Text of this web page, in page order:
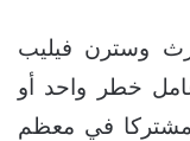
وسترن فيليب
عامل خطر واحد أو
مشتركا في معظم